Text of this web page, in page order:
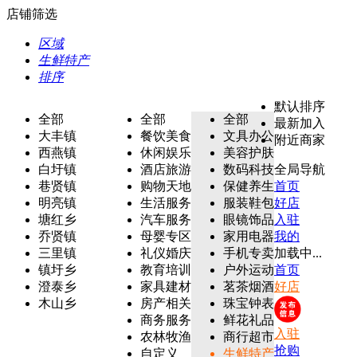
店铺筛选
区域
生鲜特产
排序
全部
大丰镇
西燕镇
白圩镇
巷贤镇
明亮镇
塘红乡
乔贤镇
三里镇
镇圩乡
澄泰乡
木山乡
全部
餐饮美食
休闲娱乐
酒店旅游
购物天地
生活服务
汽车服务
母婴专区
礼仪婚庆
教育培训
家具建材
房产相关
商务服务
农林牧渔
自定义
全部
文具办公
美容护肤
数码科技
保健养生
服装鞋包
眼镜饰品
家用电器
手机专卖
户外运动
茗茶烟酒
珠宝钟表
鲜花礼品
商行超市
生鲜特产
默认排序
最新加入
附近商家
全局导航
首页
好店
入驻
我的
加载中...
首页
好店
入驻
抢购